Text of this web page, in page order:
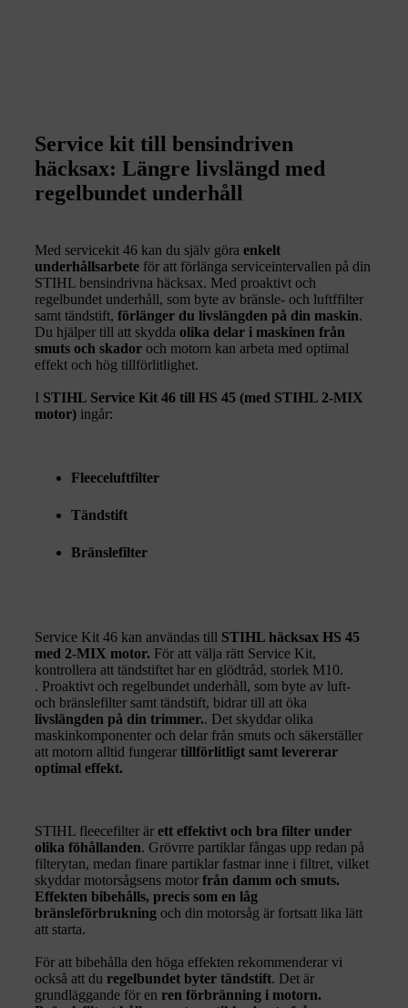
Service kit till bensindriven
häcksax: Längre livslängd med
regelbundet underhåll
Med servicekit 46 kan du själv göra enkelt
underhållsarbete för att förlänga serviceintervallen på din
STIHL bensindrivna häcksax. Med proaktivt och
regelbundet underhåll, som byte av bränsle- och luftffilter
samt tändstift, förlänger du livslängden på din maskin.
Du hjälper till att skydda olika delar i maskinen från
smuts och skador och motorn kan arbeta med optimal
effekt och hög tillförlitlighet.
I STIHL Service Kit 46 till HS 45 (med STIHL 2-MIX
motor) ingår:
Fleeceluftfilter
Tändstift
Bränslefilter
Service Kit 46 kan användas till STIHL häcksax HS 45
med 2-MIX motor. För att välja rätt Service Kit,
kontrollera att tändstiftet har en glödtråd, storlek M10.
. Proaktivt och regelbundet underhåll, som byte av luft-
och bränslefilter samt tändstift, bidrar till att öka
livslängden på din trimmer.. Det skyddar olika
maskinkomponenter och delar från smuts och säkerställer
att motorn alltid fungerar tillförlitligt samt levererar
optimal effekt.
STIHL fleecefilter är ett effektivt och bra filter under
olika föhållanden. Grövrre partiklar fångas upp redan på
filterytan, medan finare partiklar fastnar inne i filtret, vilket
skyddar motorsågsens motor från damm och smuts.
Effekten bibehålls, precis som en låg
bränsleförbrukning och din motorsåg är fortsatt lika lätt
att starta.
För att bibehålla den höga effekten rekommenderar vi
också att du regelbundet byter tändstift. Det är
grundläggande för en ren förbränning i motorn.